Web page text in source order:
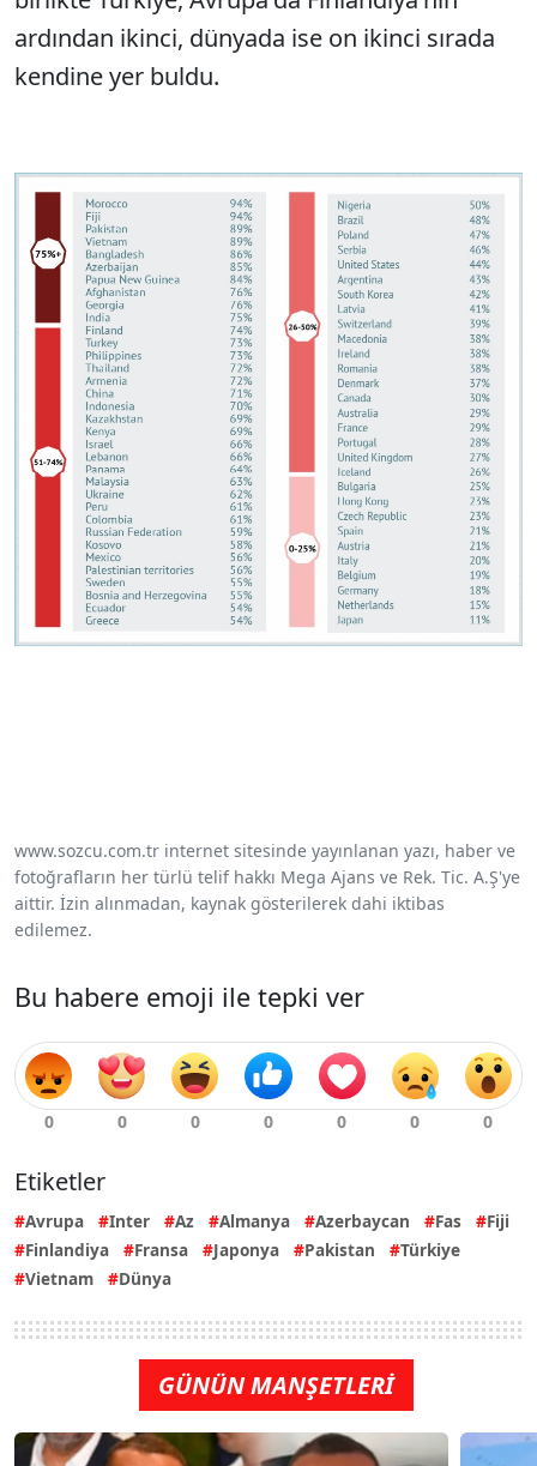
ardından ikinci, dünyada ise on ikinci sırada
kendine yer buldu.
www.sozcu.com.tr internet sitesinde yayınlanan yazı, haber ve
fotoğrafların her türlü telif hakkı Mega Ajans ve Rek. Tic. A.Ş'ye
aittir. İzin alınmadan, kaynak gösterilerek dahi iktibas
edilemez.
Bu habere emoji ile tepki ver
Etiketler
Avrupa Inter Az Almanya Azerbaycan Fas
Fiji
Finlandiya
Fransa Japonya Pakistan
Türkiye
Vietnam
Dünya
GÜNÜN MANŞETLERİ